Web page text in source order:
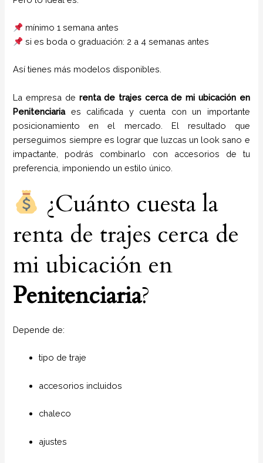
mínimo 1 semana antes
si es boda o graduación: 2 a 4 semanas antes
Así tienes más modelos disponibles.
La empresa de renta de trajes cerca de mi ubicación en
Penitenciaria es calificada y cuenta con un importante
posicionamiento en el mercado. El resultado que
perseguimos siempre es lograr que luzcas un look sano e
impactante, podrás combinarlo con accesorios de tu
preferencia, imponiendo un estilo único.
¿Cuánto cuesta la
renta de trajes cerca de
mi ubicación en
Penitenciaria?
Depende de:
tipo de traje
accesorios incluidos
chaleco
ajustes